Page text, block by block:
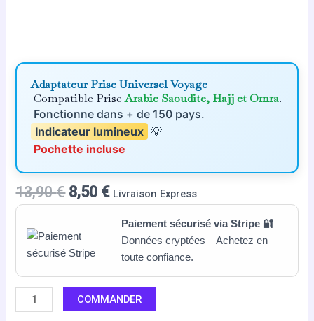
Adaptateur Prise Universel Voyage
Compatible PriseArabie Saoudite, Hajj et Omra.
Fonctionne dans + de 150 pays.
Indicateur lumineux 💡
Pochette incluse
13,90€ 8,50 € Livraison Express
Paiement sécurisé via Stripe 🔐
Données cryptées – Achetez en
toute confiance.
COMMANDER